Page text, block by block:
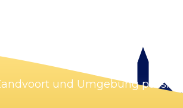
und Umgebung passiert.